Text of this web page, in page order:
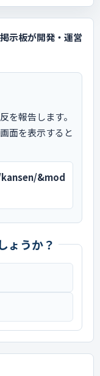
示板が開発・運営
を報告します。
面を表示すると
&mod
ょうか？